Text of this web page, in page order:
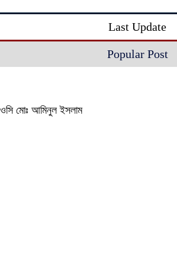
Last Update
Popular Post
ওসি মোঃ আমিনুল ইসলাম